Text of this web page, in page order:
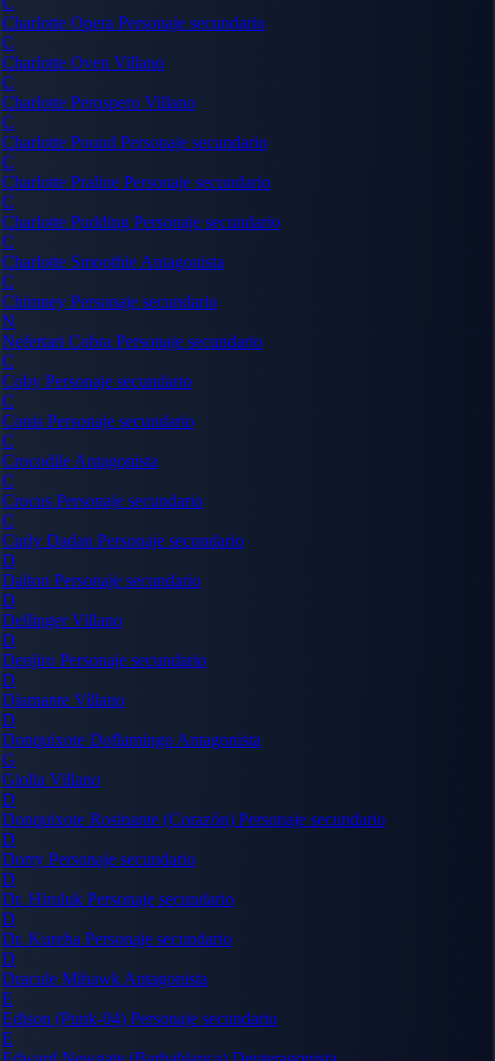
Charlotte Opera Personaje secundario
C
Charlotte Oven Villano
C
Charlotte Perospero Villano
C
Charlotte Pound Personaje secundario
C
Charlotte Praline Personaje secundario
C
Charlotte Pudding Personaje secundario
C
Charlotte Smoothie Antagonista
C
Chimney Personaje secundario
N
Nefertari Cobra Personaje secundario
C
Coby Personaje secundario
C
Conis Personaje secundario
C
Crocodile Antagonista
C
Crocus Personaje secundario
C
Curly Dadan Personaje secundario
D
Dalton Personaje secundario
D
DellingerVillano
D
Denjiro Personaje secundario
D
Diamante Villano
D
Donquixote Doflamingo Antagonista
G
Giolla Villano
D
Donquixote Rosinante (Corazón) Personaje secundario
D
Dorry Personaje secundario
D
Dr. Hiruluk Personaje secundario
D
Dr. Kureha Personaje secundario
D
Dracule Mihawk Antagonista
E
Edison (Punk-04) Personaje secundario
E